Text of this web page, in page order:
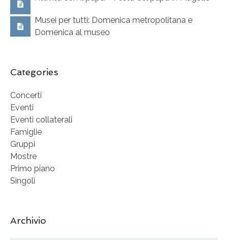
Musei per tutti: Domenica metropolitana e
Domenica al museo
Categories
Concerti
Eventi
Eventi collaterali
Famiglie
Gruppi
Mostre
Primo piano
Singoli
Archivio